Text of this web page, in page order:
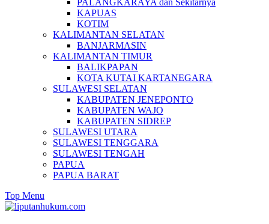
PALANGKARAYA dan Sekitarnya
KAPUAS
KOTIM
KALIMANTAN SELATAN
BANJARMASIN
KALIMANTAN TIMUR
BALIKPAPAN
KOTA KUTAI KARTANEGARA
SULAWESI SELATAN
KABUPATEN JENEPONTO
KABUPATEN WAJO
KABUPATEN SIDREP
SULAWESI UTARA
SULAWESI TENGGARA
SULAWESI TENGAH
PAPUA
PAPUA BARAT
Top Menu